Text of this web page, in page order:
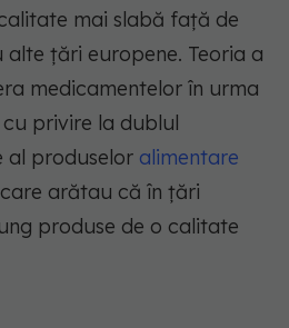
mai slabă față de
țări europene. Teoria a
medicamentelor în urma
privire la dublul
al produselor alimentare
arătau că în țări
produse de o calitate